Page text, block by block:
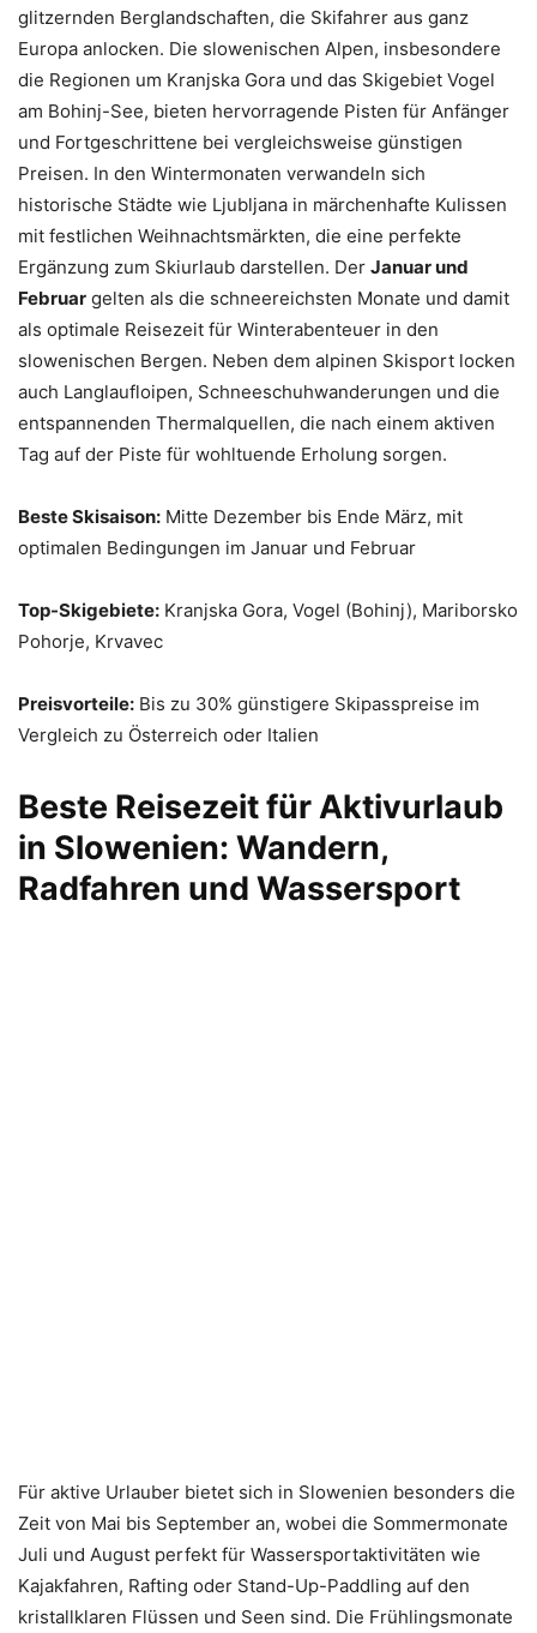
glitzernden Berglandschaften, die Skifahrer aus ganz
Europa anlocken. Die slowenischen Alpen, insbesondere
die Regionen um Kranjska Gora und das Skigebiet Vogel
am Bohinj-See, bieten hervorragende Pisten für Anfänger
und Fortgeschrittene bei vergleichsweise günstigen
Preisen. In den Wintermonaten verwandeln sich
historische Städte wie Ljubljana in märchenhafte Kulissen
mit festlichen Weihnachtsmärkten, die eine perfekte
Ergänzung zum Skiurlaub darstellen. Der Januar und
Februar gelten als die schneereichsten Monate und damit
als optimale Reisezeit für Winterabenteuer in den
slowenischen Bergen. Neben dem alpinen Skisport locken
auch Langlaufloipen, Schneeschuhwanderungen und die
entspannenden Thermalquellen, die nach einem aktiven
Tag auf der Piste für wohltuende Erholung sorgen.
Beste Skisaison: Mitte Dezember bis Ende März, mit
optimalen Bedingungen im Januar und Februar
Top-Skigebiete: Kranjska Gora, Vogel (Bohinj), Mariborsko
Pohorje, Krvavec
Preisvorteile: Bis zu 30% günstigere Skipasspreise im
Vergleich zu Österreich oder Italien
Beste Reisezeit für Aktivurlaub
in Slowenien: Wandern,
Radfahren und Wassersport
Für aktive Urlauber bietet sich in Slowenien besonders die
Zeit von Mai bis September an, wobei die Sommermonate
Juli und August perfekt für Wassersportaktivitäten wie
Kajakfahren, Rafting oder Stand-Up-Paddling auf den
kristallklaren Flüssen und Seen sind. Die Frühlingsmonate